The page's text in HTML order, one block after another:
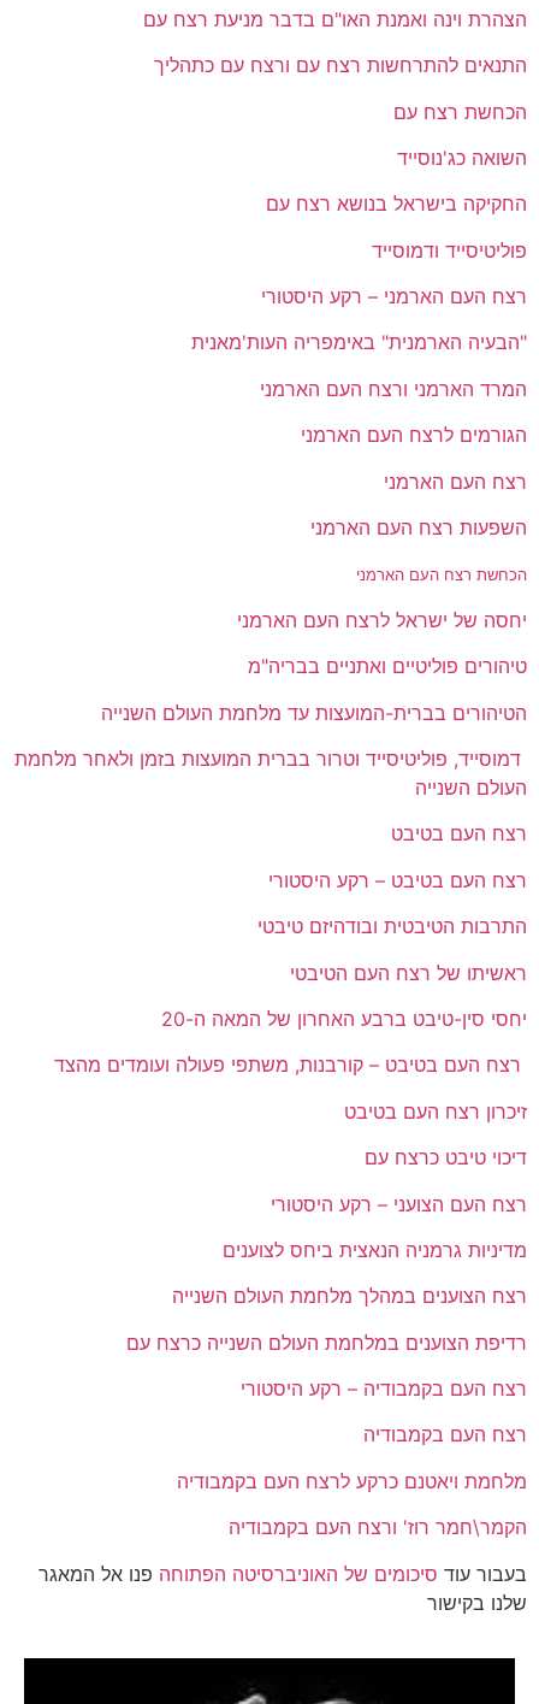
הצהרת וינה ואמנת האו"ם בדבר מניעת רצח עם
התנאים להתרחשות רצח עם ורצח עם כתהליך
הכחשת רצח עם
השואה כג'נוסייד
החקיקה בישראל בנושא רצח עם
פוליטיסייד ודמוסייד
רצח העם הארמני – רקע היסטורי
"הבעיה הארמנית" באימפריה העות'מאנית
המרד הארמני ורצח העם הארמני
הגורמים לרצח העם הארמני
רצח העם הארמני
השפעות רצח העם הארמני
הכחשת רצח העם הארמני
יחסה של ישראל לרצח העם הארמני
טיהורים פוליטיים ואתניים בבריה"מ
הטיהורים בברית-המועצות עד מלחמת העולם השנייה
דמוסייד, פוליטיסייד וטרור בברית המועצות בזמן ולאחר מלחמת
העולם השנייה
רצח העם בטיבט
רצח העם בטיבט – רקע היסטורי
התרבות הטיבטית ובודהיזם טיבטי
ראשיתו של רצח העם הטיבטי
יחסי סין-טיבט ברבע האחרון של המאה ה-20
רצח העם בטיבט – קורבנות, משתפי פעולה ועומדים מהצד
זיכרון רצח העם בטיבט
דיכוי טיבט כרצח עם
רצח העם הצועני – רקע היסטורי
מדיניות גרמניה הנאצית ביחס לצוענים
רצח הצוענים במהלך מלחמת העולם השנייה
רדיפת הצוענים במלחמת העולם השנייה כרצח עם
רצח העם בקמבודיה – רקע היסטורי
רצח העם בקמבודיה
מלחמת ויאטנם כרקע לרצח העם בקמבודיה
הקמר\חמר רוז' ורצח העם בקמבודיה
בעבור עוד סיכומים של האוניברסיטה הפתוחה פנו אל המאגר
שלנו בקישור